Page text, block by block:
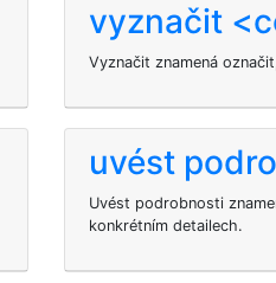
vyznačit
Vyznačit znamená
uvést
Uvést podrobnosti
konkrétním detailech.